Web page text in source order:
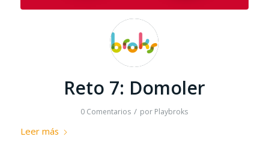
Reto 7: Domoler
0 Comentarios / por Playbroks
Leer más